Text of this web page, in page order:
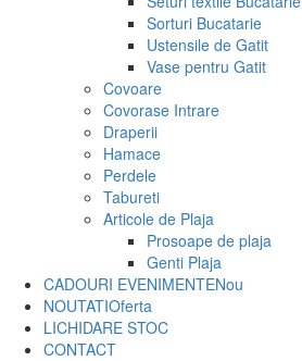
Sorturi Bucatarie
Ustensile de Gatit
Vase pentru Gatit
Covoare
Covorase Intrare
Draperii
Hamace
Perdele
Tabureti
Articole de Plaja
Prosoape de plaja
Genti Plaja
CADOURI EVENIMENTENou
NOUTATIOferta
LICHIDARE STOC
CONTACT